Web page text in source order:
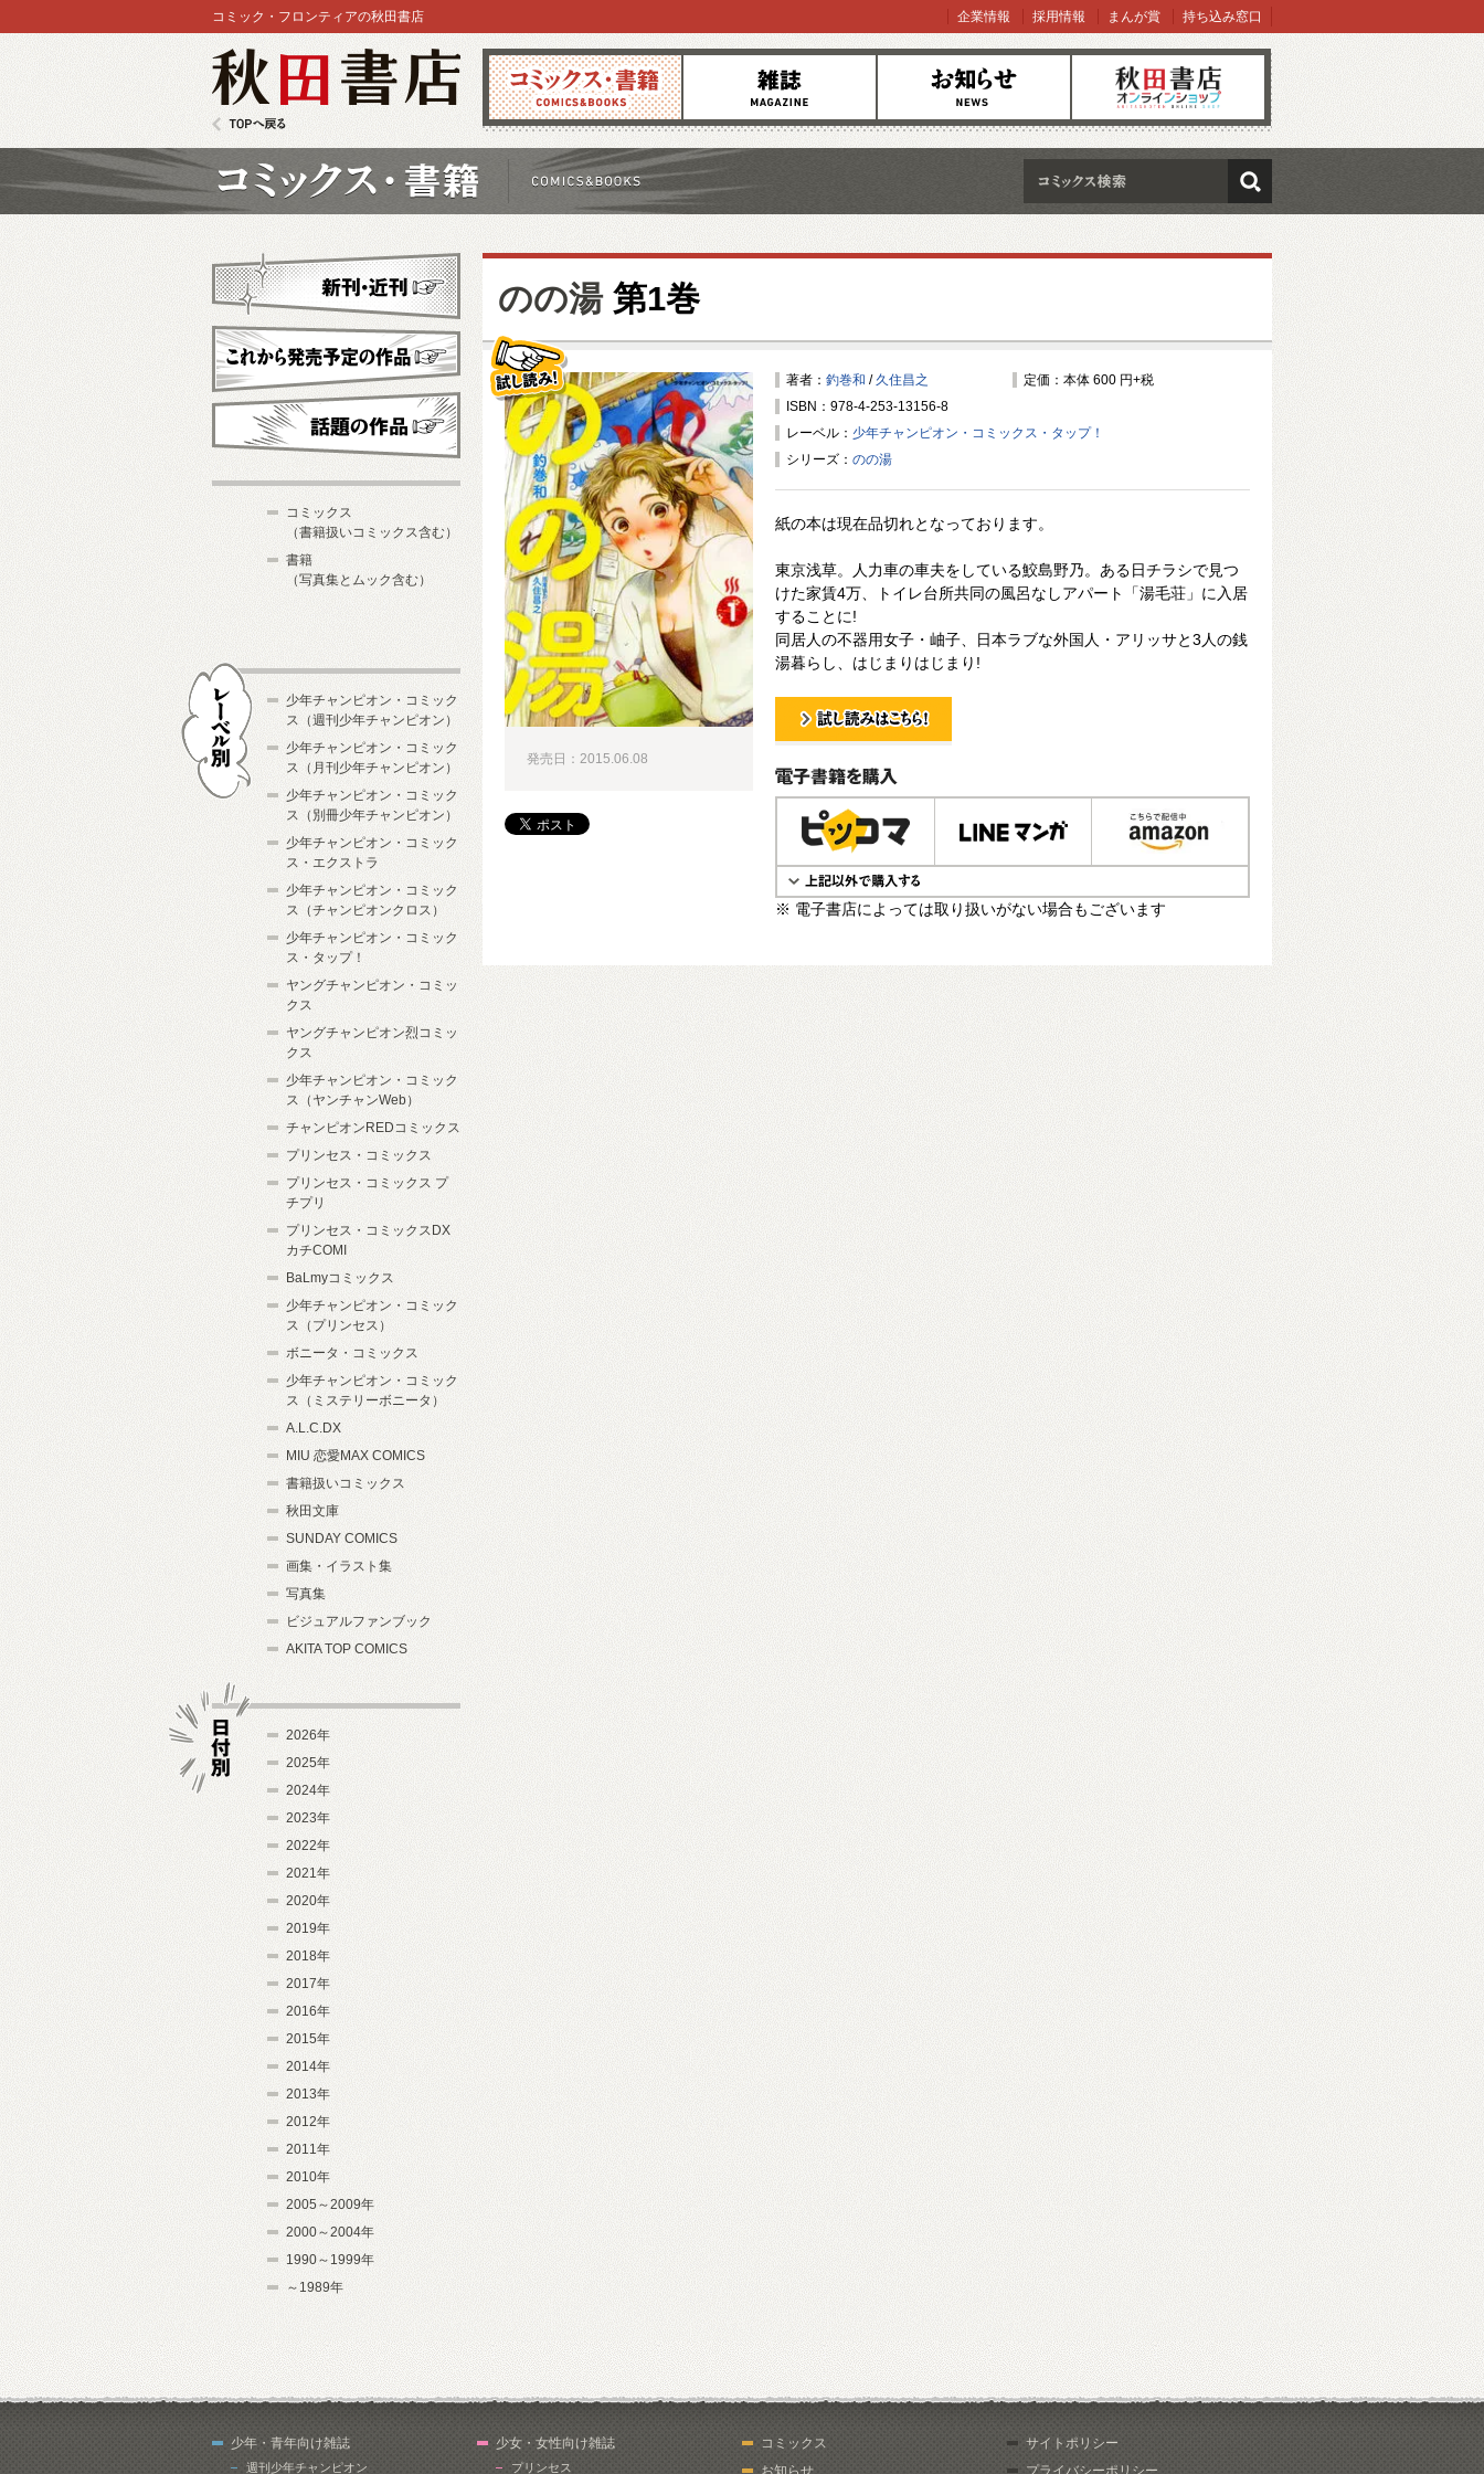
コミックス 雑誌 お知らせ オンラインショップ
コミック・フロンティアの秋田書店 企業情報 採用情報 まんが賞 持ち込み窓口
検索
のの湯第1巻
著者： 釣巻和 / 久住昌之
定価：本体 600 円+税
ISBN：978-4-253-13156-8
レーベル： 少年チャンピオン・コミックス・タップ！
シリーズ： のの湯
紙の本は現在品切れとなっております。
東京浅草。人力車の車夫をしている鮫島野乃。ある日チラシで見つ
けた家賃4万、トイレ台所共同の風呂なしアパート「湯毛荘」に入居
することに!
同居人の不器用女子・岫子、日本ラブな外国人・アリッサと3人の銭
湯暮らし、はじまりはじまり!
試し読み！
電子書籍で購入
※ 電子書店によっては取り扱いがない場合もございます
発売日：2015.06.08
新刊・近刊
これから発売予定
コミックス
（書籍扱いコミックス含む）
書籍
（写真集とムック含む）
少年チャンピオン・コミック
ス（週刊少年チャンピオン）
少年チャンピオン・コミック
ス（月刊少年チャンピオン）
少年チャンピオン・コミック
ス（別冊少年チャンピオン）
少年チャンピオン・コミック
ス・エクストラ
少年チャンピオン・コミック
ス（チャンピオンクロス）
少年チャンピオン・コミック
ス・タップ！
ヤングチャンピオン・コミッ
クス
ヤングチャンピオン烈コミッ
クス
少年チャンピオン・コミック
ス（ヤンチャンWeb）
チャンピオンREDコミックス
プリンセス・コミックス
プリンセス・コミックス プ
チプリ
プリンセス・コミックスDX
カチCOMI
BaLmyコミックス
少年チャンピオン・コミック
ス（プリンセス）
ボニータ・コミックス
少年チャンピオン・コミック
ス（ミステリーボニータ）
A.L.C.DX
MIU 恋愛MAX COMICS
書籍扱いコミックス
秋田文庫
SUNDAY COMICS
画集・イラスト集
写真集
ビジュアルファンブック
AKITA TOP COMICS
2026年
2025年
2024年
2023年
2022年
2021年
2020年
2019年
2018年
2017年
2016年
2015年
2014年
2013年
2012年
2011年
2010年
2005～2009年
2000～2004年
1990～1999年
～1989年
少年・青年向け雑誌
週刊少年チャンピオン
少女・女性向け雑誌
プリンセス
コミックス
お知らせ
サイトポリシー
プライバシーポリシー